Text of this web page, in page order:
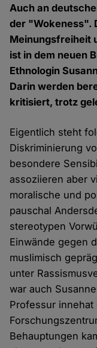
Auch an
der "Wokeness".
Meinungsfreiheit
ist in dem neuen
Ethnologin
Darin werden
kritisiert, trotz
Eigentlich steht
Diskriminierung
besondere
assoziieren aber
moralische und
pauschal
stereotypen
Einwände gegen
muslimisch
unter
war auch
Professur
Behauptungen